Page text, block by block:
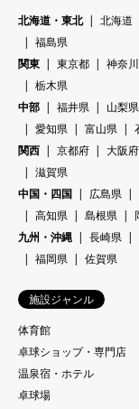
北海道・東北 北海道
福島県
関東
東京都 神奈
栃木県
中部
福井県 山梨県
愛知県
富山県
関西
京都府 大阪府
滋賀県
中国・四国
広島県
高知県
島根県
九州・沖縄
長崎県
福岡県
佐賀県
施設ジャンル
体育館
卓球ショップ・専門店
温泉宿・ホテル
卓球場